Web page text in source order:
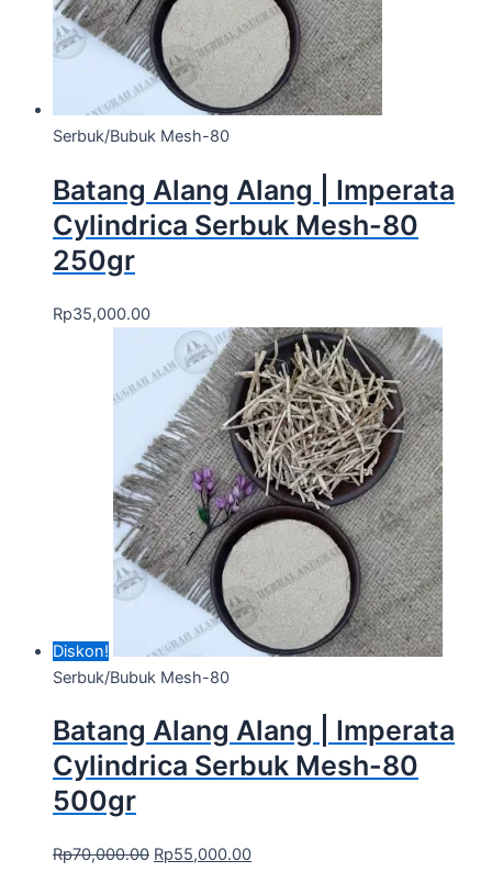
Serbuk/Bubuk Mesh-80
Batang Alang Alang | Imperata
Cylindrica Serbuk Mesh-80
250gr
Rp35,000.00
Diskon!
Serbuk/Bubuk Mesh-80
Batang Alang Alang | Imperata
Cylindrica Serbuk Mesh-80
500gr
Rp70,000.00 Rp55,000.00